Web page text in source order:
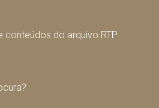
conteúdos do arquivo RTP